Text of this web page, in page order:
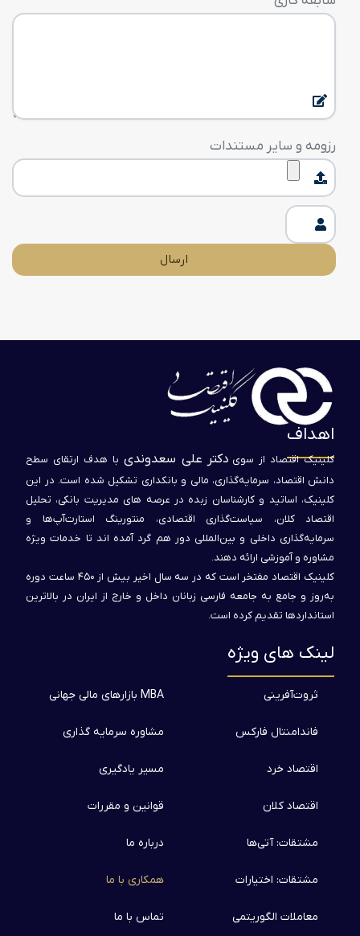
رزومه و سایر مستندات
ارسال
اهداف
کلینیک اقتصاد از سوی دکتر علی سعدوندی با هدف ارتقای سطح
دانش اقتصاد، سرمایه‌گذاری، مالی و بانکداری تشکیل شده است. در این
کلینیک، اساتید و کارشناسان زبده در عرصه های مدیریت بانکی، تحلیل
اقتصاد کلان، سیاست‌گذاری اقتصادی، منتورینگ استارت‌آپ‌ها و
سرمایه‌گذاری داخلی و بین‌المللی دور هم گرد آمده اند تا خدمات ویژه
مشاوره و آموزشی ارائه دهند.
کلینیک اقتصاد مفتخر است که در سه سال اخیر بیش از ۴۵۰ ساعت دوره
به‌روز و جامع به جامعه فارسی زبانان داخل و خارج از ایران در بالاترین
استانداردها تقدیم کرده است.
لینک های ویژه
ثروت‌آفرینی
فاندامنتال فارکس
اقتصاد خرد
اقتصاد کلان
مشتقات: آتی‌ها
مشتقات: اختیارات
معاملات الگوریتمی
MBA بازارهای مالی جهانی
مشاوره سرمایه گذاری
مسیر یادگیری
قوانین و مقررات
درباره ما
همکاری با ما
تماس با ما